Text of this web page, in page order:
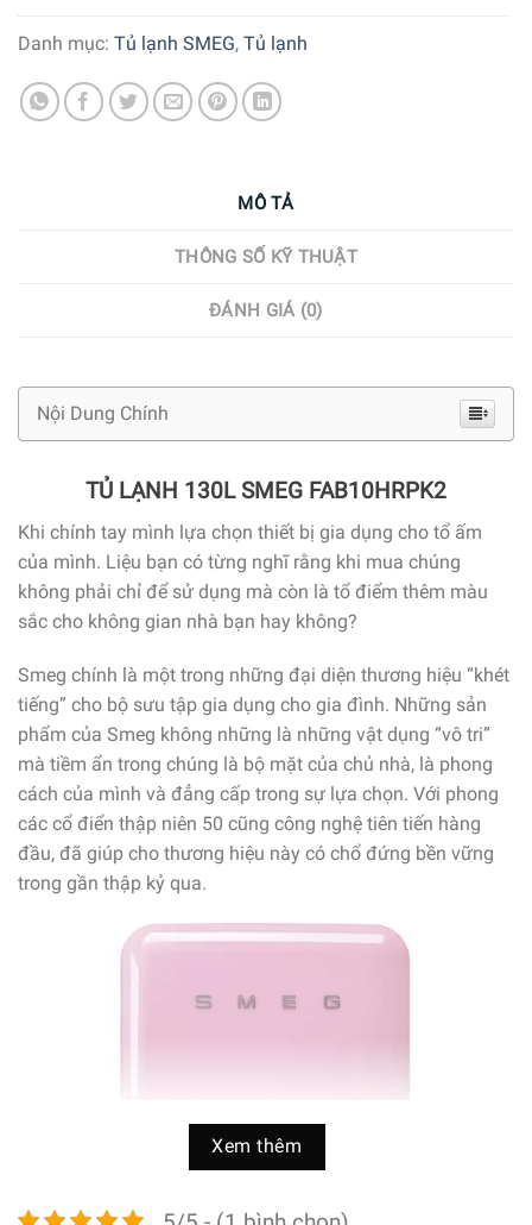
Danh mục: Tủ lạnh SMEG, Tủ lạnh
MÔ TẢ
THÔNG SỐ KỸ THUẬT
ĐÁNH GIÁ (0)
Nội Dung Chính
TỦ LẠNH 130L SMEG FAB10HRPK2
Khi chính tay mình lựa chọn thiết bị gia dụng cho tổ ấm
của mình. Liệu bạn có từng nghĩ rằng khi mua chúng
không phải chỉ để sử dụng mà còn là tổ điểm thêm màu
sắc cho không gian nhà bạn hay không?
Smeg chính là một trong những đại diện thương hiệu “khét
tiếng” cho bộ sưu tập gia dụng cho gia đình. Những sản
phẩm của Smeg không những là những vật dụng “vô tri”
mà tiềm ẩn trong chúng là bộ mặt của chủ nhà, là phong
cách của mình và đẳng cấp trong sự lựa chọn. Với phong
các cổ điển thập niên 50 cũng công nghệ tiên tiến hàng
đầu, đã giúp cho thương hiệu này có chổ đứng bền vững
trong gần thập kỷ qua.
Xem thêm